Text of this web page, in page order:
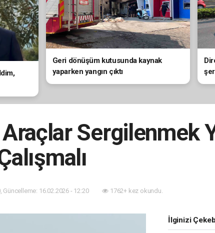
Geri dönüşüm kutusunda kaynak
yaparken yangın çıktı
Araçlar Sergilenmek
Güncelleme: 16.02.2026 - 12:20 1762+ kez okundu.
İlginizi